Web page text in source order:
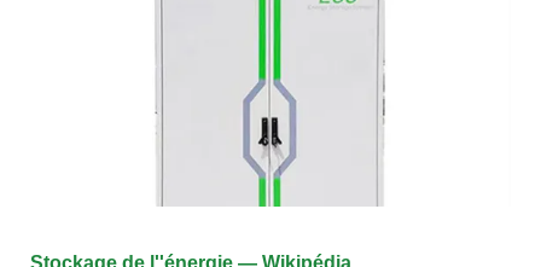
Stockage de l''énergie — Wikipédia